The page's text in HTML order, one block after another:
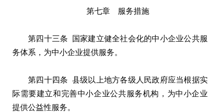
第七章 服务措施
第四十三条 国家建立健全社会化的中小企业公共服
务体系，为中小企业提供服务。
第四十四条 县级以上地方各级人民政府应当根据实
际需要建立和完善中小企业公共服务机构，为中小企业
提供公益性服务。